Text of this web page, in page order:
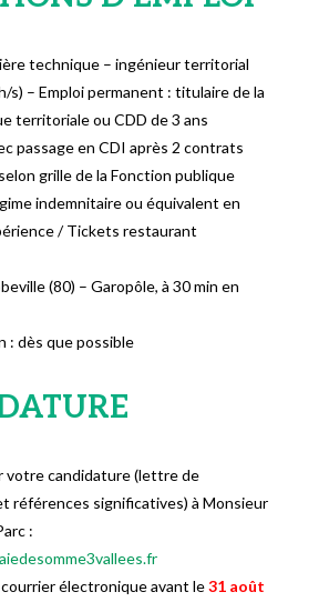
technique – ingénieur territorial
s) – Emploi permanent : titulaire de la
territoriale ou CDD de 3 ans
passage en CDI après 2 contrats
grille de la Fonction publique
indemnitaire ou équivalent en
/ Tickets restaurant
(80) – Garopôle, à 30 min en
: dès que possible
votre candidature (lettre de
références significatives) à Monsieur
:
électronique avant le31 août